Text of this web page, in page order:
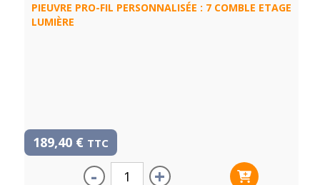
PIEUVRE PRO-FIL PERSONNALISÉE : 7 COMBLE ETAGE
LUMIÈRE
189,40 € TTC
- +